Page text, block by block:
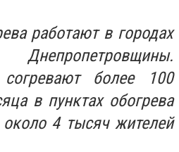
работают в городах
более 100
в пунктах обогрева
4 тысяч жителей